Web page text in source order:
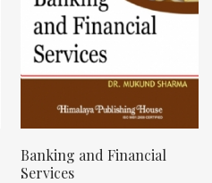
Banking and Financial
Services